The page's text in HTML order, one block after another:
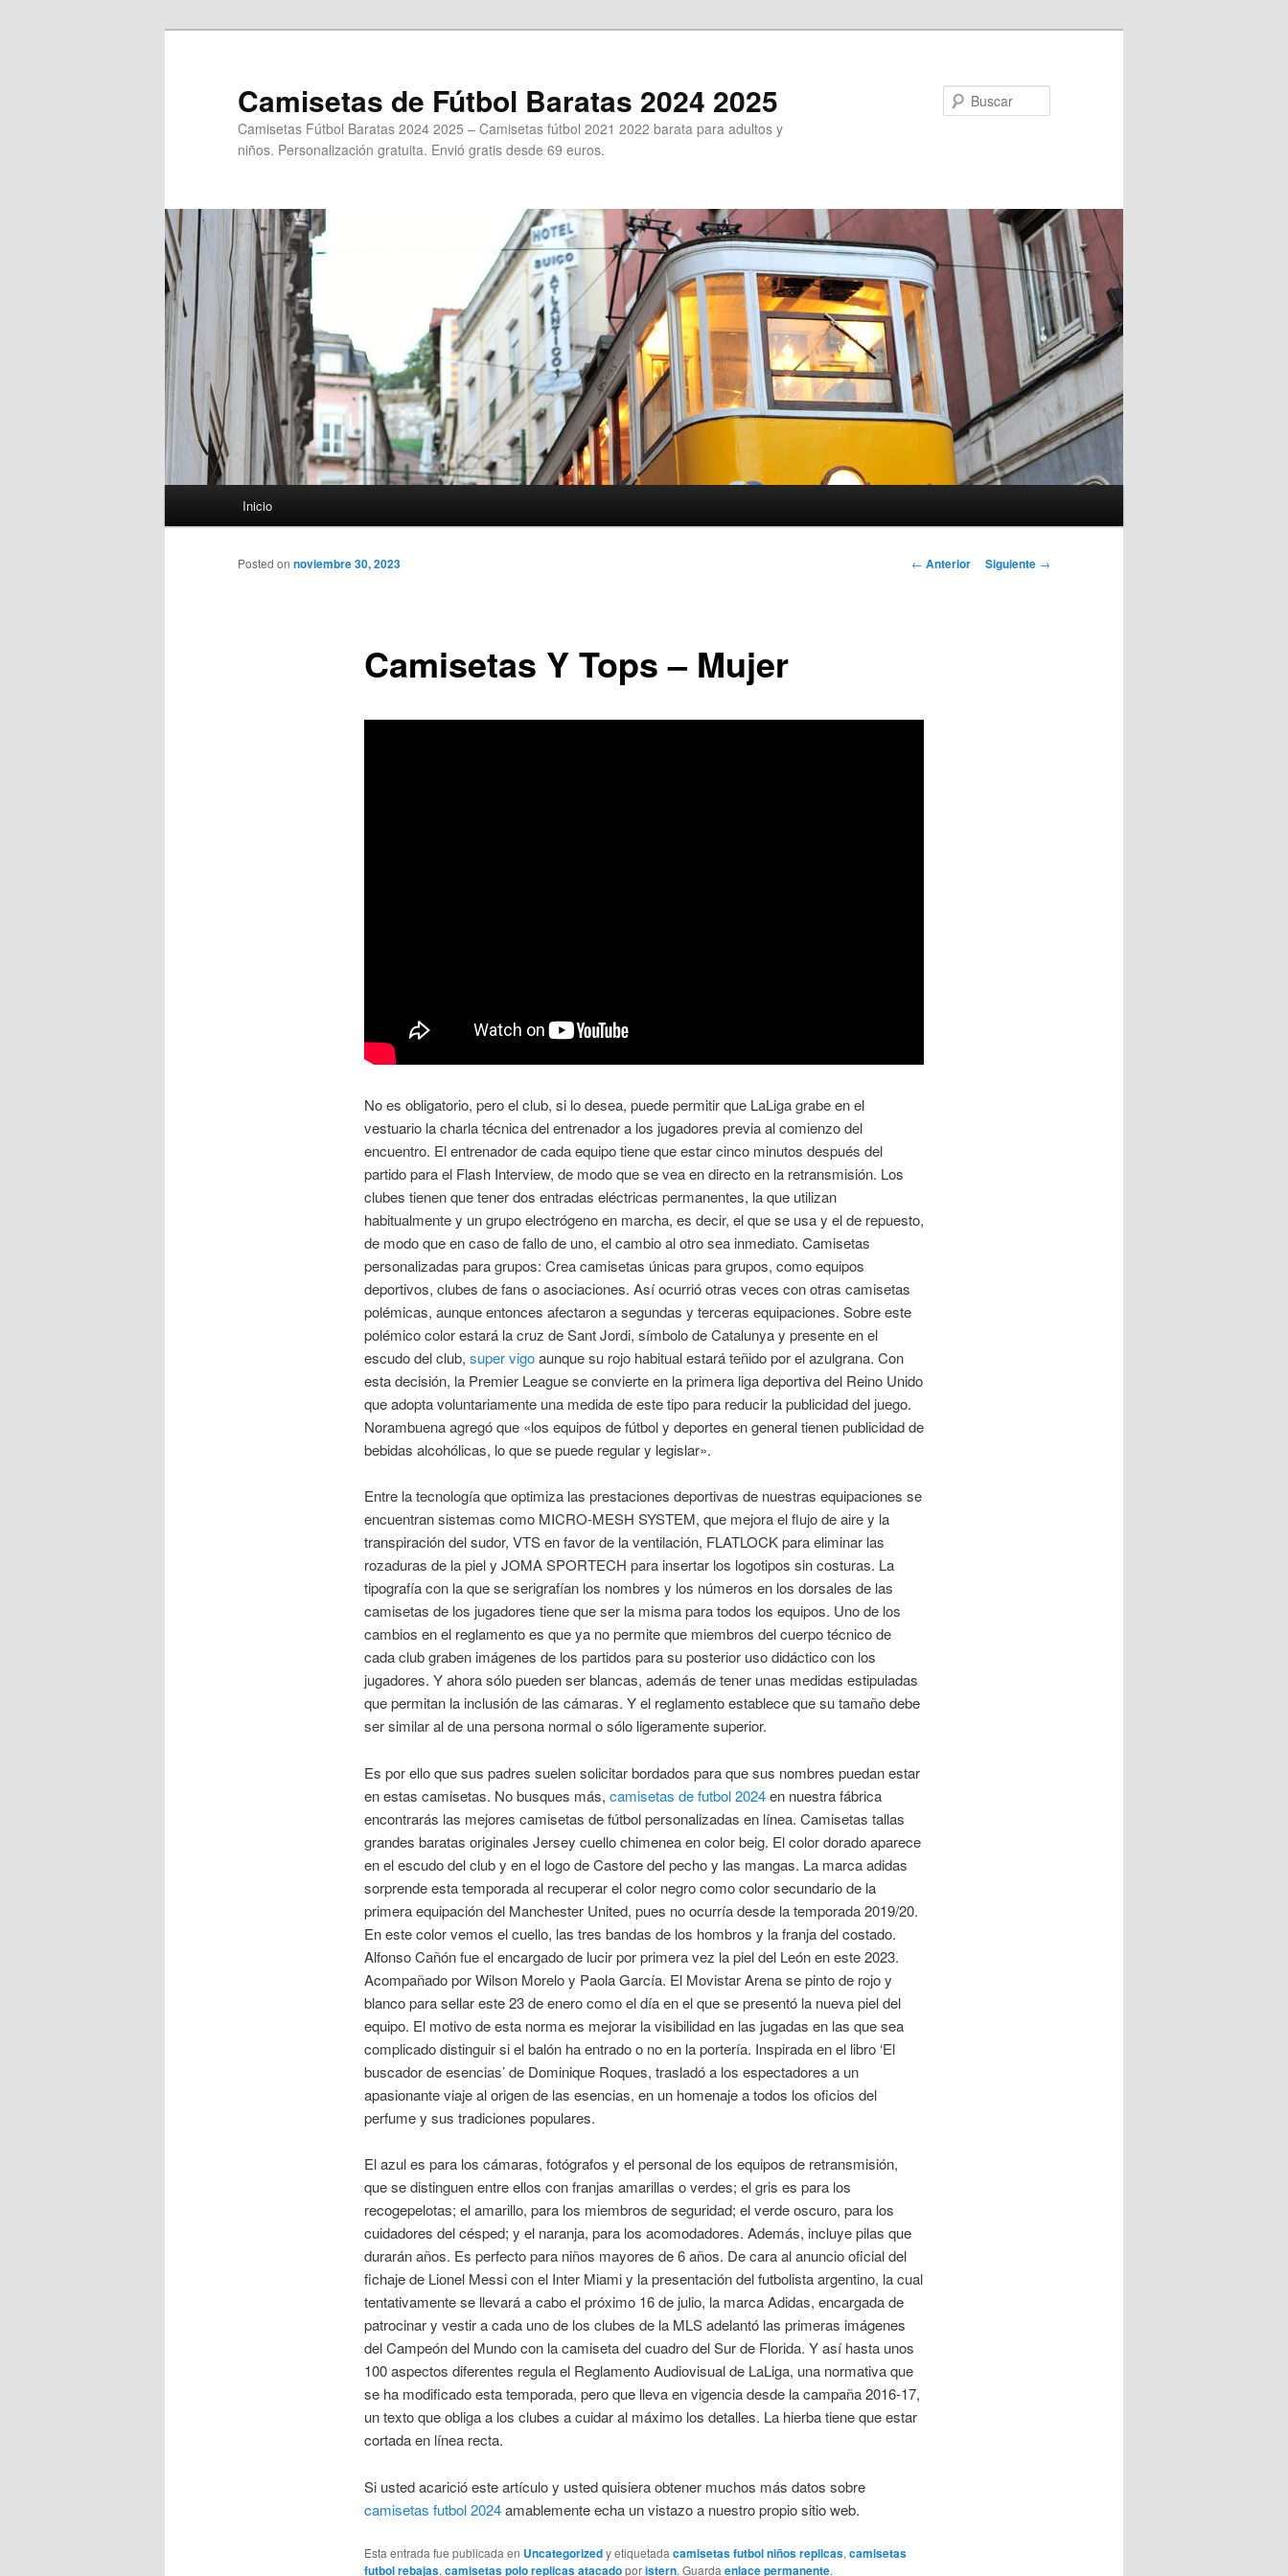
Camisetas de Fútbol Baratas 2024 2025
Camisetas Fútbol Baratas 2024 2025 – Camisetas fútbol 2021 2022 barata para adultos y
niños. Personalización gratuita. Envió gratis desde 69 euros.
Inicio
Navegación
← Anterior Siguiente →
Camisetas Y Tops – Mujer
Posted on noviembre 30, 2023
No es obligatorio, pero el club, si lo desea, puede permitir que LaLiga grabe en el
vestuario la charla técnica del entrenador a los jugadores previa al comienzo del
encuentro. El entrenador de cada equipo tiene que estar cinco minutos después del
partido para el Flash Interview, de modo que se vea en directo en la retransmisión. Los
clubes tienen que tener dos entradas eléctricas permanentes, la que utilizan
habitualmente y un grupo electrógeno en marcha, es decir, el que se usa y el de repuesto,
de modo que en caso de fallo de uno, el cambio al otro sea inmediato. Camisetas
personalizadas para grupos: Crea camisetas únicas para grupos, como equipos
deportivos, clubes de fans o asociaciones. Así ocurrió otras veces con otras camisetas
polémicas, aunque entonces afectaron a segundas y terceras equipaciones. Sobre este
polémico color estará la cruz de Sant Jordi, símbolo de Catalunya y presente en el
escudo del club, super vigoaunque su rojo habitual estará teñido por el azulgrana. Con
esta decisión, la Premier League se convierte en la primera liga deportiva del Reino Unido
que adopta voluntariamente una medida de este tipo para reducir la publicidad del juego.
Norambuena agregó que «los equipos de fútbol y deportes en general tienen publicidad de
bebidas alcohólicas, lo que se puede regular y legislar».
Entre la tecnología que optimiza las prestaciones deportivas de nuestras equipaciones se
encuentran sistemas como MICRO-MESH SYSTEM, que mejora el flujo de aire y la
transpiración del sudor, VTS en favor de la ventilación, FLATLOCK para eliminar las
rozaduras de la piel y JOMA SPORTECH para insertar los logotipos sin costuras. La
tipografía con la que se serigrafían los nombres y los números en los dorsales de las
camisetas de los jugadores tiene que ser la misma para todos los equipos. Uno de los
cambios en el reglamento es que ya no permite que miembros del cuerpo técnico de
cada club graben imágenes de los partidos para su posterior uso didáctico con los
jugadores. Y ahora sólo pueden ser blancas, además de tener unas medidas estipuladas
que permitan la inclusión de las cámaras. Y el reglamento establece que su tamaño debe
ser similar al de una persona normal o sólo ligeramente superior.
Es por ello que sus padres suelen solicitar bordados para que sus nombres puedan estar
en estas camisetas. No busques más, camisetas de futbol 2024en nuestra fábrica
encontrarás las mejores camisetas de fútbol personalizadas en línea. Camisetas tallas
grandes baratas originales Jersey cuello chimenea en color beig. El color dorado aparece
en el escudo del club y en el logo de Castore del pecho y las mangas. La marca adidas
sorprende esta temporada al recuperar el color negro como color secundario de la
primera equipación del Manchester United, pues no ocurría desde la temporada 2019/20.
En este color vemos el cuello, las tres bandas de los hombros y la franja del costado.
Alfonso Cañón fue el encargado de lucir por primera vez la piel del León en este 2023.
Acompañado por Wilson Morelo y Paola García. El Movistar Arena se pinto de rojo y
blanco para sellar este 23 de enero como el día en el que se presentó la nueva piel del
equipo. El motivo de esta norma es mejorar la visibilidad en las jugadas en las que sea
complicado distinguir si el balón ha entrado o no en la portería. Inspirada en el libro ‘El
buscador de esencias’ de Dominique Roques, trasladó a los espectadores a un
apasionante viaje al origen de las esencias, en un homenaje a todos los oficios del
perfume y sus tradiciones populares.
El azul es para los cámaras, fotógrafos y el personal de los equipos de retransmisión,
que se distinguen entre ellos con franjas amarillas o verdes; el gris es para los
recogepelotas; el amarillo, para los miembros de seguridad; el verde oscuro, para los
cuidadores del césped; y el naranja, para los acomodadores. Además, incluye pilas que
durarán años. Es perfecto para niños mayores de 6 años. De cara al anuncio oficial del
fichaje de Lionel Messi con el Inter Miami y la presentación del futbolista argentino, la cual
tentativamente se llevará a cabo el próximo 16 de julio, la marca Adidas, encargada de
patrocinar y vestir a cada uno de los clubes de la MLS adelantó las primeras imágenes
del Campeón del Mundo con la camiseta del cuadro del Sur de Florida. Y así hasta unos
100 aspectos diferentes regula el Reglamento Audiovisual de LaLiga, una normativa que
se ha modificado esta temporada, pero que lleva en vigencia desde la campaña 2016-17,
un texto que obliga a los clubes a cuidar al máximo los detalles. La hierba tiene que estar
cortada en línea recta.
Si usted acarició este artículo y usted quisiera obtener muchos más datos sobre
camisetas futbol 2024amablemente echa un vistazo a nuestro propio sitio web.
Esta entrada fue publicada en Uncategorizedy etiquetada camisetas futbol niños replicas, camisetas
futbol rebajas, camisetas polo replicas atacadoporistern. Guarda enlace permanente.